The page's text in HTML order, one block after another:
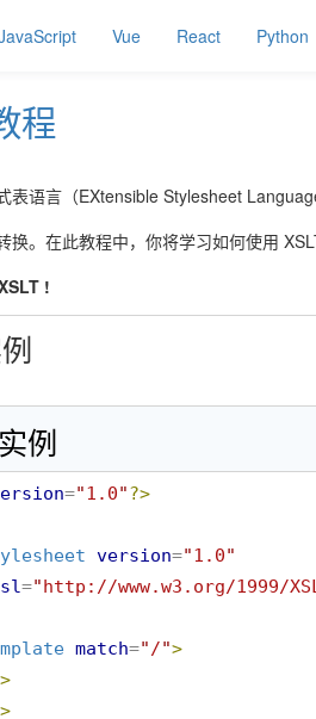
Vue React Python
程
表语言（EXtensible Stylesheet
换。在此教程中，你将学习如何使用
!
例
="1.0"?>
version="1.0"
="http://www.w3.org/1999/
match="/">
>
>